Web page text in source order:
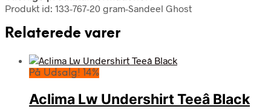
Produkt id: 133-767-20 gram-Sandeel Ghost
Relaterede varer
På Udsalg! 14%
Aclima Lw Undershirt Teeâ Black